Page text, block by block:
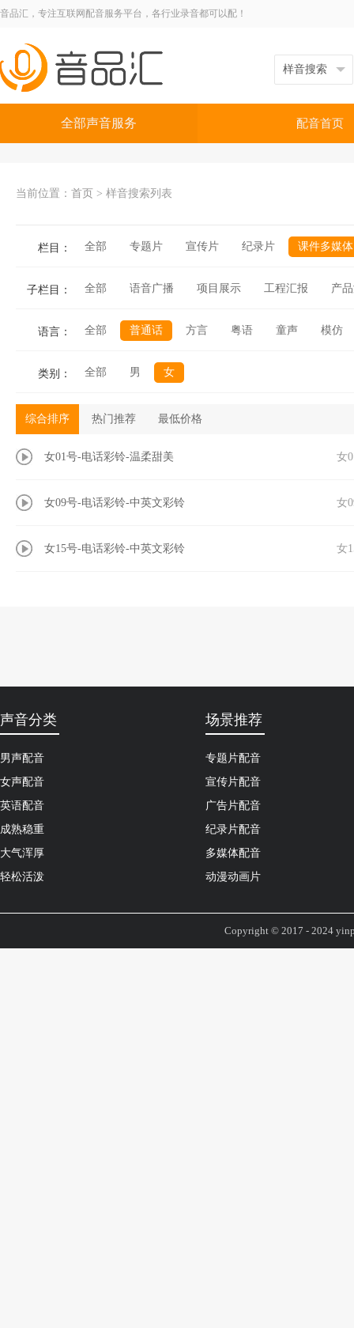
音品汇，专注互联网配音服务平台，各行业录音都可以配！
全部声音服务 配音首页
当前位置： 首页 > 样音搜索列表
栏目： 全部 专题片 宣传片 纪录片 课件多媒体
子栏目： 全部 语音广播 项目展示 工程汇报 产
语言： 全部 普通话 方言 粤语 童声 模仿
类别： 全部 男 女
综合排序 热门推荐 最低价格
女01号-电话彩铃-温柔甜美 女
女09号-电话彩铃-中英文彩铃 女
女15号-电话彩铃-中英文彩铃 女
声音分类
男声配音
女声配音
英语配音
成熟稳重
大气浑厚
轻松活泼
场景推荐
专题片配音
宣传片配音
广告片配音
纪录片配音
多媒体配音
动漫动画片
Copyright © 2017 - 2024